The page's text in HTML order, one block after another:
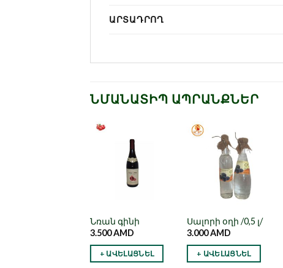
ԱՐՏԱԴՐՈՂ
ՆՄԱՆԱՏԻՊ ԱՊՐԱՆՔՆԵՐ
Նշել որպես
նախընտրած
Նռան գինի
3.500AMD
+ ԱՎԵԼԱՑՆԵԼ
Նշել որպես
նախընտրած
Սալորի օղի /0,5 լ/
3.000AMD
+ ԱՎԵԼԱՑՆԵԼ